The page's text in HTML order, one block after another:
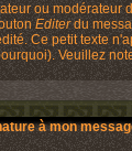
ou
Editerdu
Ce petit texte
Veuillez
à mon